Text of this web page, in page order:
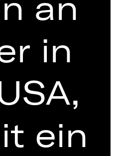
Lightfoot
2014,
Haag (NL)
Paul Lightfoot
Albaret ,Jorge
Poel
Kostüme: Sol
in
ein